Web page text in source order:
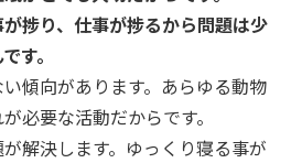
捗り、仕事が捗るから問題は少
す。
傾向があります。あらゆる動物
必要な活動だからです。
解決します。ゆっくり寝る事が